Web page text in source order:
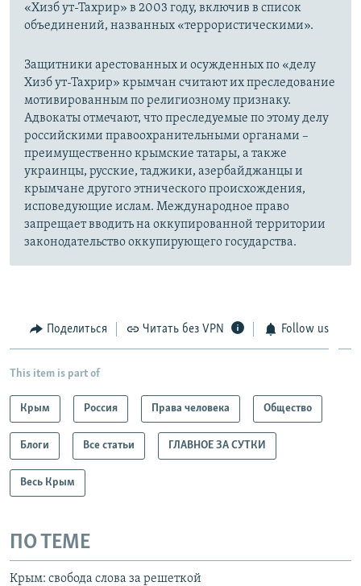
«Хизб ут-Тахрир» в 2003 году, включив в список
объединений, названных «террористическими».
Защитники арестованных и осужденных по «делу
Хизб ут-Тахрир» крымчан считают их преследование
мотивированным по религиозному признаку.
Адвокаты отмечают, что преследуемые по этому делу
российскими правоохранительными органами –
преимущественно крымские татары, а также
украинцы, русские, таджики, азербайджанцы и
крымчане другого этнического происхождения,
исповедующие ислам. Международное право
запрещает вводить на оккупированной территории
законодательство оккупирующего государства.
Поделиться Читать без VPN Follow us
This item is part of
Крым Россия Права человека Общество
Блоги Все статьи ГЛАВНОЕ ЗА СУТКИ
Весь Крым
ПО ТЕМЕ
Крым: свобода слова за решеткой